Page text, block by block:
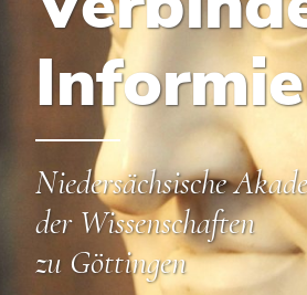
Niedersächsische
der Wissenschaften
zu Göttingen